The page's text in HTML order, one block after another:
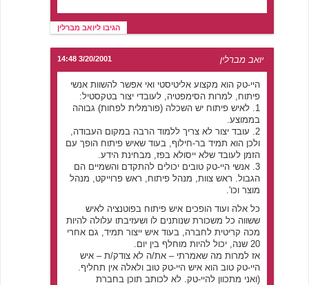
הגיבו ליואב מברלין
יואב מברלין 3/20/2001 14:48
היי-טק הוא מקצוע אליטיסטי ואי אפשר להשוות אנשי
פיתוח, למרות הסימפטיה, לעובדי יצור בטקסטיל:
1. לאיש פיתוח יש השכלה (פורמלית לפחות) גבוהה
בממוצע.
2. עובד יצור לא צריך ללמוד הרבה במקום העבודה,
ולכן הוא תמיד בר-חילוף, בעוד שאיש פיתוח הופך עם
הזמן לעובד שלא ייסולא בפז, מבחינת הידע.
3. אנשי היי-טק טובים יכולים להתקדם והשמיים הם
הגבול. ראש צוות, מנהל פיתוח, ראש פרוייקט, מנהל
מוצר וכו'.
כל אלה ועוד הופכים איש פיתוח בפוטנציה לאיש
ששווה כל משכורת שנותנים לו ושעזיבתו עלולה להיות
מכה קריטית לחברה, בעוד איש ייצור תמיד, גם אחרי
20 שנה, יכול להיות מוחלף בין יום.
אז למרות מה שאמרתי – את/ה לא צודק/ת – איש
היי-טק טוב הוא איש היי-טק טוב ולאלה אין תחליף.
(ואני מתכוון להיי-טק. לא לכותב תוכן בחברת